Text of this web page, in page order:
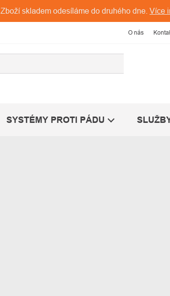
Zboží skladem odesíláme do druhého dne. Více
O nás
SYSTÉMY PROTI PÁDU